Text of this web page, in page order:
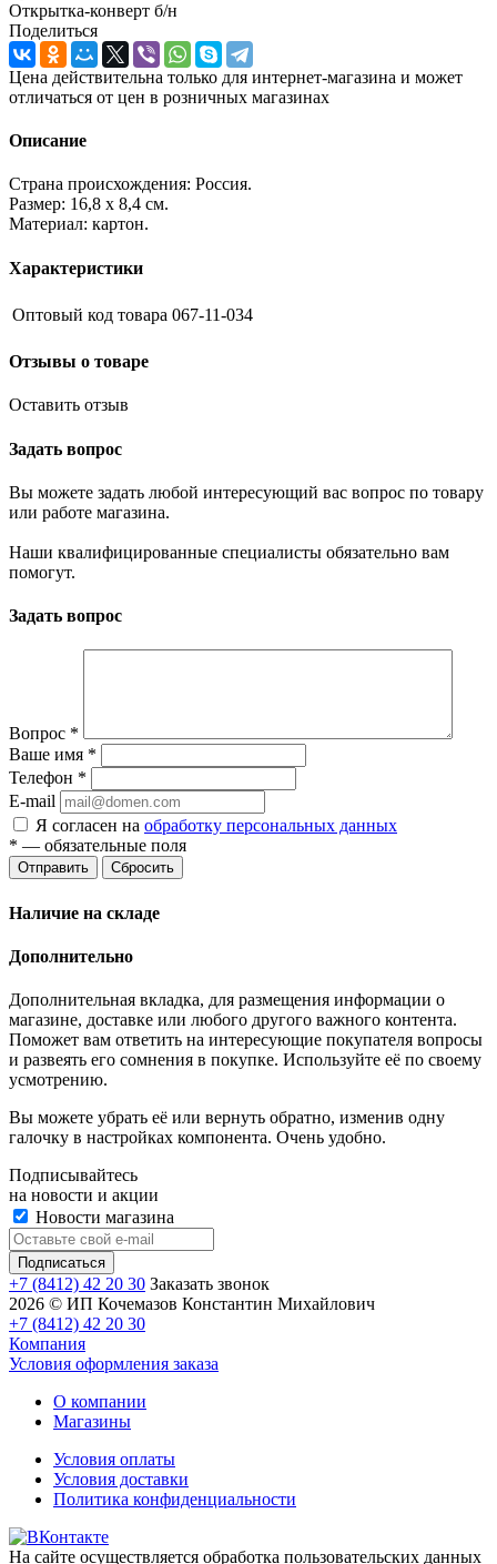
Открытка-конверт б/н
Поделиться
Цена действительна только для интернет-магазина и может
отличаться от цен в розничных магазинах
Описание
Страна происхождения: Россия.
Размер: 16,8 х 8,4 см.
Материал: картон.
Характеристики
Оптовый код товара 067-11-034
Отзывы о товаре
Оставить отзыв
Задать вопрос
Вы можете задать любой интересующий вас вопрос по товару
или работе магазина.
Наши квалифицированные специалисты обязательно вам
помогут.
Задать вопрос
Вопрос *
Ваше имя *
Телефон *
E-mail
Я согласен на обработку персональных данных
* — обязательные поля
Отправить Сбросить
Наличие на складе
Дополнительно
Дополнительная вкладка, для размещения информации о
магазине, доставке или любого другого важного контента.
Поможет вам ответить на интересующие покупателя вопросы
и развеять его сомнения в покупке. Используйте её по своему
усмотрению.
Вы можете убрать её или вернуть обратно, изменив одну
галочку в настройках компонента. Очень удобно.
Подписывайтесь
на новости и акции
Новости магазина
+7 (8412) 42 20 30 Заказать звонок
2026 © ИП Кочемазов Константин Михайлович
+7 (8412) 42 20 30
Компания
Условия оформления заказа
О компании
Магазины
Условия оплаты
Условия доставки
Политика конфиденциальности
На сайте осуществляется обработка пользовательских данных